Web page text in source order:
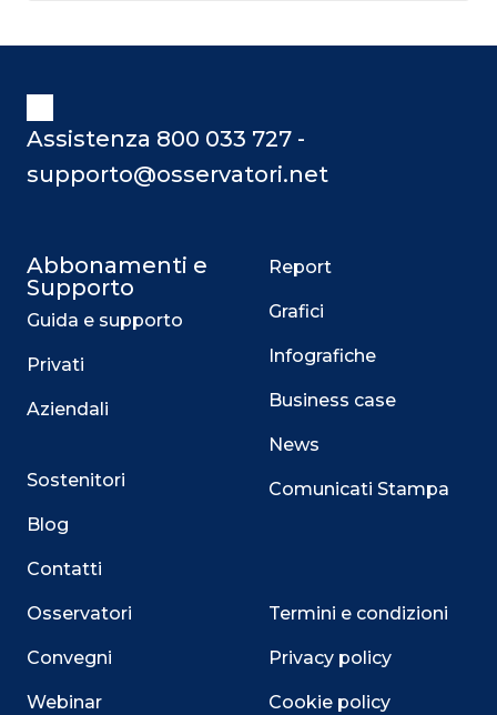
Assistenza 800 033 727 -
supporto@osservatori.net
Abbonamenti e
Supporto
Guida e supporto
Privati
Aziendali
Sostenitori
Blog
Contatti
Osservatori
Convegni
Webinar
Report
Grafici
Infografiche
Business case
News
Comunicati Stampa
Termini e condizioni
Privacy policy
Cookie policy